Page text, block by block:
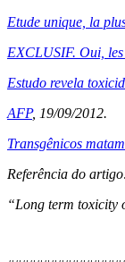
Etude unique, la
EXCLUSIF. Oui,
Estudo revela
AFP, 19/09/2012.
Transgênicos
Referência do
“Long term toxicity